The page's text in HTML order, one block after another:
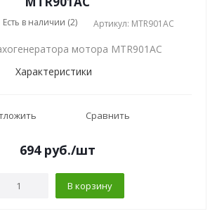
Есть в наличии (2) Артикул: MTR901AC
мотора MTR901AC
Характеристики
Сравнить
694руб./шт
В корзину